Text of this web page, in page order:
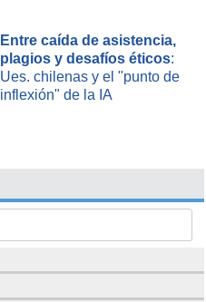
Entre caída de asistencia,
plagios y desafíos éticos:
Ues. chilenas y el "punto de
inflexión" de la IA